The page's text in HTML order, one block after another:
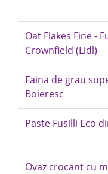
Oat Flakes Fine -
Crownfield (Lidl)
Faina de grau
Boieresc
Paste Fusilli Eco
Ovaz crocant cu